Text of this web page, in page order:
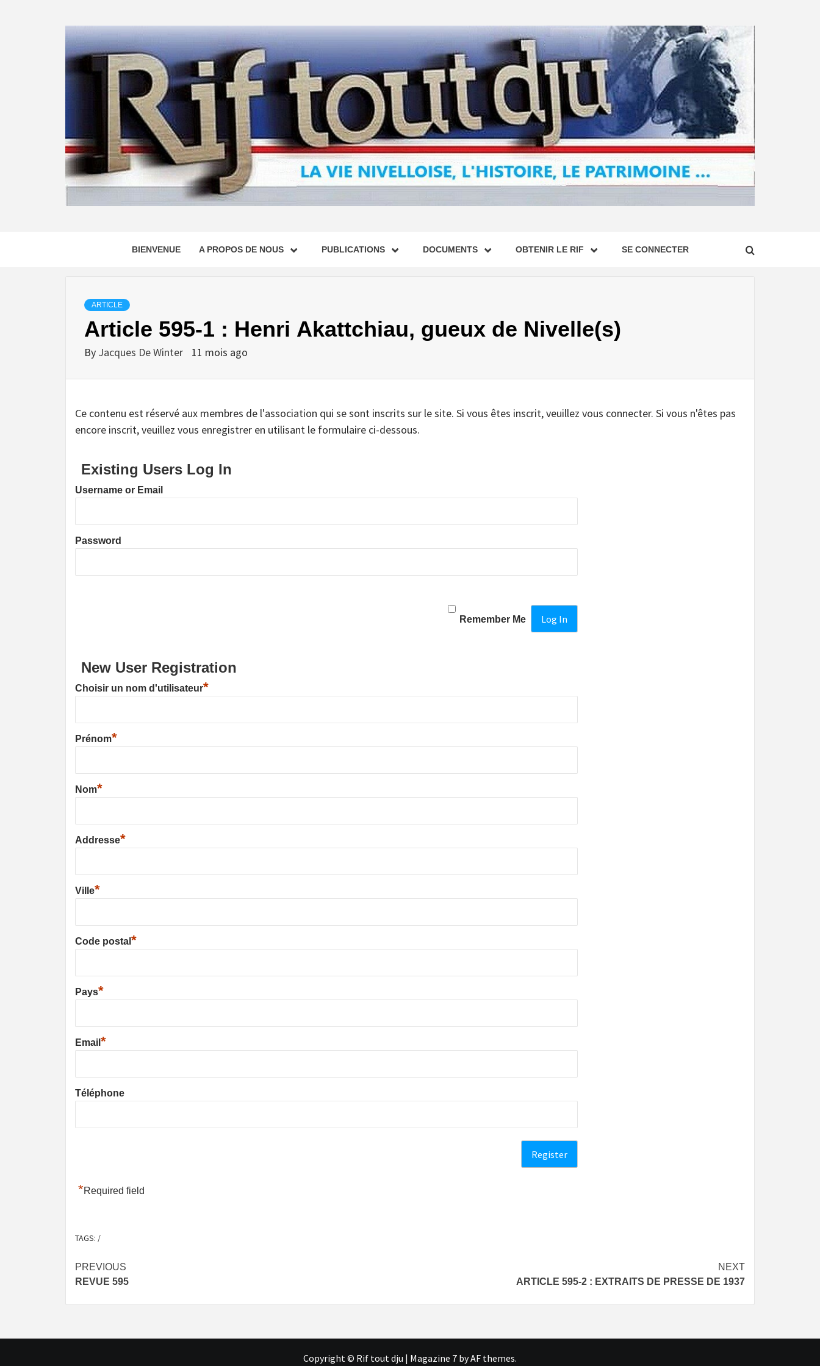
BIENVENUE A PROPOS DE NOUS PUBLICATIONS DOCUMENTS OBTENIR LE RIF SE CONNECTER
ARTICLE
Article 595-1 : Henri Akattchiau, gueux de Nivelle(s)
By Jacques De Winter 11 mois ago
Ce contenu est réservé aux membres de l'association qui se sont inscrits sur le site. Si vous êtes inscrit, veuillez vous connecter. Si vous n'êtes pas
encore inscrit, veuillez vous enregistrer en utilisant le formulaire ci-dessous.
Existing Users Log In
Username or Email
Password
Remember Me
New User Registration
Choisir un nom d'utilisateur*
Prénom*
Nom*
Addresse*
Ville*
Code postal *
Pays*
Email *
Téléphone
*Required field
TAGS: /
Post
navigation
PREVIOUS
REVUE 595
NEXT
ARTICLE 595-2 : EXTRAITS DE PRESSE DE 1937
Copyright © Rif tout dju | Magazine 7 by AF themes.